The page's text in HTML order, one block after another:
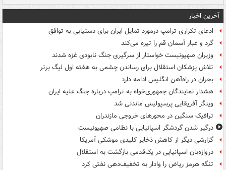
آخرین اخبار
ادعای تکراری ترامپ درمورد تمایل ایران برای دستیابی به توافق
گرد و غبار آسمان قم را تیره می‌کند
وزیران صهیونیست خواستار از سرگیری جنگ نابودی غزه شدند
تلاش پزشکان استقلال برای رساندن چشمی به هفته اول لیگ برتر
بحران در راه‌آهن انگلیس ادامه دارد
هشدار نمایندگان جمهوری‌خواه به ترامپ درباره جنگ علیه ایران
وینگر آفریقایی پرسپولیس ماندنی شد
ترافیک سنگین در محورهای خروجی مازندران
درگیر شدن گردشگر اسپانیایی با نظامی صهیونیست
گزارشی دیگر از کاهش ذخایر کلیدی موشکی آمریکا
دروازه‌بان اسپانیایی در یک‌قدمی بازگشت به استقلال
تنگه هرمز ریاض را وادار به تخفیف‌دهی نفتی کرد